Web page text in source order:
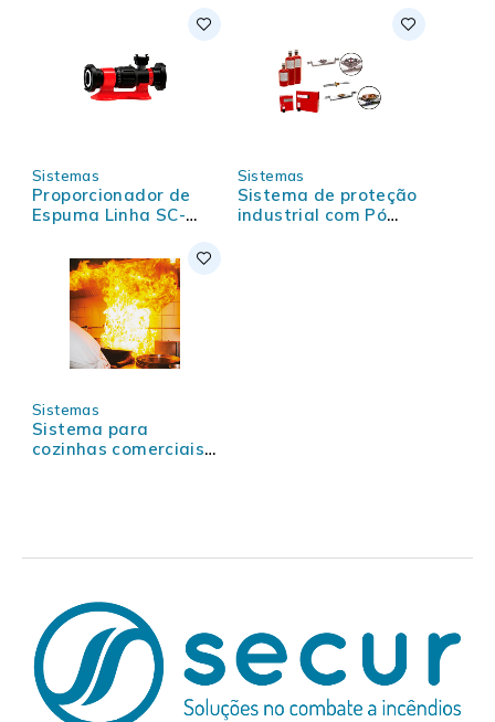
Sistemas
Proporcionador de
Espuma Linha SC-
Sistemas
Sistema de proteção
industrial com Pó
Sistemas
Sistema para
cozinhas comerciais -